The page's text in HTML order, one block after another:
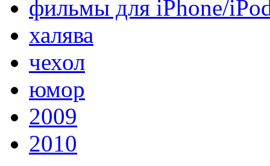
фильмы для iPhone/
халява
чехол
юмор
2009
2010